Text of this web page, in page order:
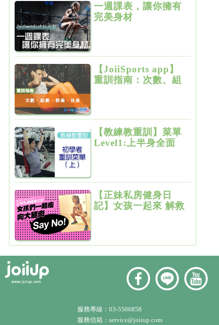
一週課表，讓你擁有
完美身材
【JoiiSports app】
重訓指南：次數、組
【教練教重訓】菜單
Level1:上半身全面
【正妹私房健身日
記】女孩一起來 解救
服務專線： 03-5506858
服務信箱： service@joiiup.com